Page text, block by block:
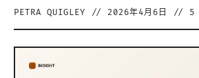
PETRA QUIGLEY // 2026年4月6日 // 5